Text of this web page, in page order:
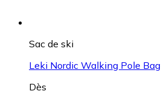
Sac de ski
Leki Nordic Walking Pole Bag
Dès